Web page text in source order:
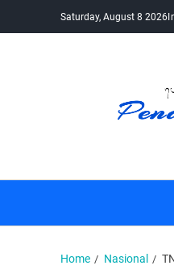
Saturday, August 8 2026
Home Nasional